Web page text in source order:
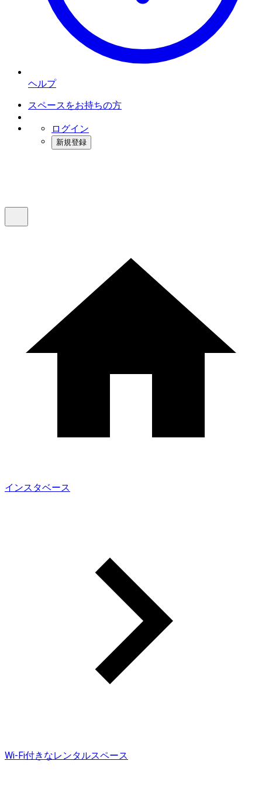
ヘルプ
スペースをお持ちの方
ログイン
新規登録
インスタベース
Wi-Fi付きなレンタルスペース